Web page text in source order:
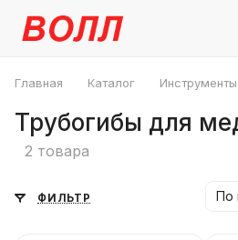
Главная Каталог
Трубогибы для
2 товара
ФИЛЬТР